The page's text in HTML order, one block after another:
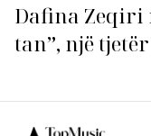
Dafina Zeqiri
tan”, një